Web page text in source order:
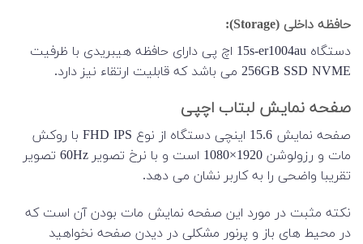
حافظه داخلی (Storage)
:
دستگاه 15s-er1004au اچ پی دارای حافظه هیبریدی با ظرفیت
256GB SSD NVME می باشد که قابلیت ارتقاء نیز دارد.
صفحه نمایش لبتاب اچپی
صفحه نمایش 15.6 اینچی دستگاه از نوع FHD IPS با روکش
مات و رزولوشن 1920×1080 است و با نرخ تصویر 60Hz تصویر
تقریبا واضحی را به کاربر نشان می دهد.
نکته مثبت در مورد این صفحه نمایش مات بودن آن است که
در محیط های باز و پرنور مشکلی در دیدن صفحه نخواهید